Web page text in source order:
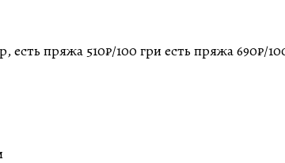
есть пряжа 510₽/100 гри есть пряжа 690₽/